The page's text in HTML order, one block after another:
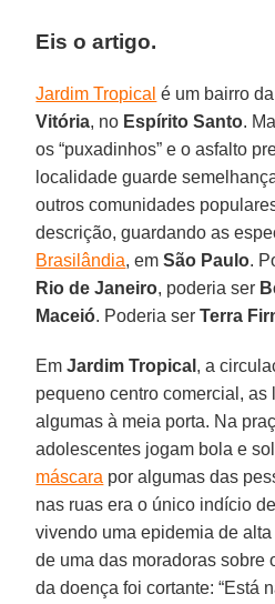
Eis o artigo.
Jardim Tropical é um bairro
Vitória, no Espírito Santo.
os “puxadinhos” e o asfalto
localidade guarde
outros comunidades
descrição, guardando as
Brasilândia, emSão Paulo.
Rio de Janeiro, poderia ser
Maceió. Poderia serTerra
EmJardim Tropical , a
pequeno centro comercial, as
algumas à meia porta. Na
adolescentes jogam bola e
máscara por algumas das
nas ruas era o único indício
vivendo uma epidemia de
de uma das moradoras sobre
da doença foi cortante: “Está